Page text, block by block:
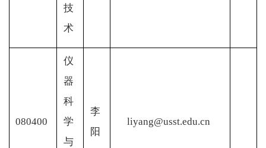
技
术
080400
仪
器
科
学
与
李
阳
liyang@usst.edu.cn